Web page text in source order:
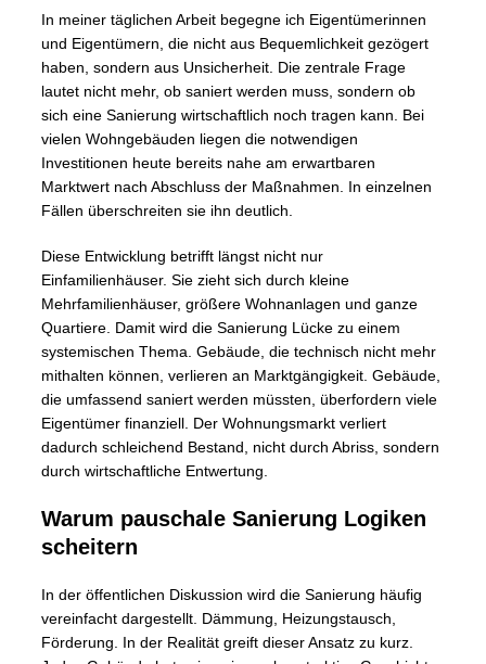
In meiner täglichen Arbeit begegne ich Eigentümerinnen
und Eigentümern, die nicht aus Bequemlichkeit gezögert
haben, sondern aus Unsicherheit. Die zentrale Frage
lautet nicht mehr, ob saniert werden muss, sondern ob
sich eine Sanierung wirtschaftlich noch tragen kann. Bei
vielen Wohngebäuden liegen die notwendigen
Investitionen heute bereits nahe am erwartbaren
Marktwert nach Abschluss der Maßnahmen. In einzelnen
Fällen überschreiten sie ihn deutlich.
Diese Entwicklung betrifft längst nicht nur
Einfamilienhäuser. Sie zieht sich durch kleine
Mehrfamilienhäuser, größere Wohnanlagen und ganze
Quartiere. Damit wird die Sanierung Lücke zu einem
systemischen Thema. Gebäude, die technisch nicht mehr
mithalten können, verlieren an Marktgängigkeit. Gebäude,
die umfassend saniert werden müssten, überfordern viele
Eigentümer finanziell. Der Wohnungsmarkt verliert
dadurch schleichend Bestand, nicht durch Abriss, sondern
durch wirtschaftliche Entwertung.
Warum pauschale Sanierung Logiken
scheitern
In der öffentlichen Diskussion wird die Sanierung häufig
vereinfacht dargestellt. Dämmung, Heizungstausch,
Förderung. In der Realität greift dieser Ansatz zu kurz.